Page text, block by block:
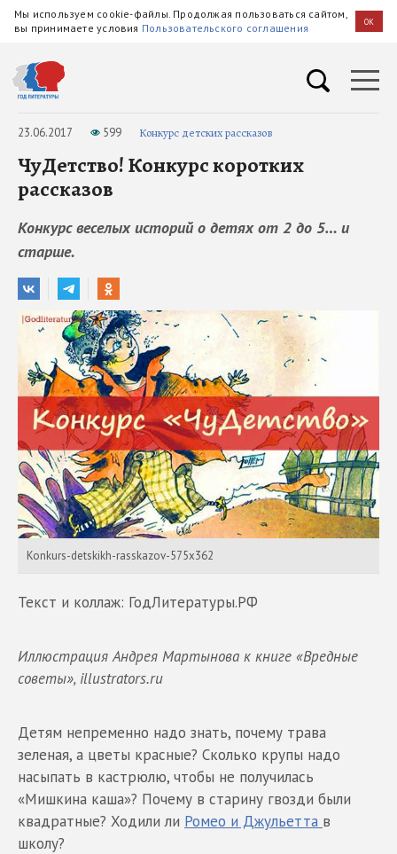
Мы используем cookie-файлы. Продолжая пользоваться сайтом,
вы принимаете условия Пользовательского соглашения OK
23.06.2017 599 Конкурс детских рассказов
ЧуДетство! Конкурс коротких
рассказов
Конкурс веселых историй о детях от 2 до 5… и
старше.
Konkurs-detskikh-rasskazov-575x362
Текст и коллаж: ГодЛитературы.РФ
Иллюстрация Андрея Мартынова к книге «Вредные
советы», illustrators.ru
Детям непременно надо знать, почему трава
зеленая, а цветы красные? Сколько крупы надо
насыпать в кастрюлю, чтобы не получилась
«Мишкина каша»? Почему в старину гвозди были
квадратные? Ходили ли Ромео и Джульетта в
школу?